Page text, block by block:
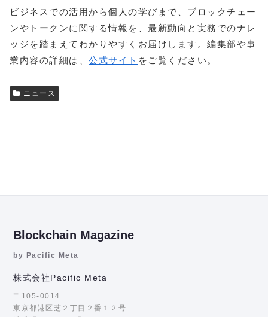
ビジネスでの活用から個人の学びまで、ブロックチェー
ンやトークンに関する情報を、最新動向と実務でのナレ
ッジを踏まえてわかりやすくお届けします。編集部や事
業内容の詳細は、 公式サイト をご覧ください。
ニュース
Blockchain Magazine
by Pacific Meta
株式会社Pacific Meta
〒105-0014
東京都港区芝２丁目２番１２号